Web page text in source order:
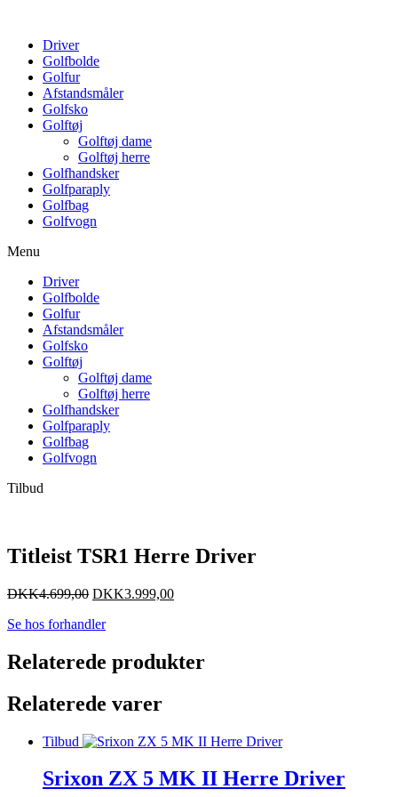
Driver
Golfbolde
Golfur
Afstandsmåler
Golfsko
Golftøj
Golftøj dame
Golftøj herre
Golfhandsker
Golfparaply
Golfbag
Golfvogn
Menu
Driver
Golfbolde
Golfur
Afstandsmåler
Golfsko
Golftøj
Golftøj dame
Golftøj herre
Golfhandsker
Golfparaply
Golfbag
Golfvogn
Tilbud
Titleist TSR1 Herre Driver
DKK4.699,00 DKK3.999,00
Se hos forhandler
Relaterede produkter
Relaterede varer
Tilbud
Srixon ZX 5 MK II Herre Driver